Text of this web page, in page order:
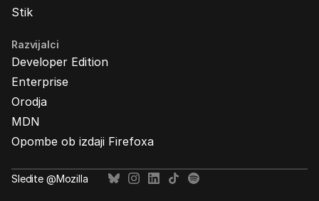
Stik
Razvijalci
Developer Edition
Enterprise
Orodja
MDN
Opombe ob izdaji Firefoxa
Sledite @Mozilla